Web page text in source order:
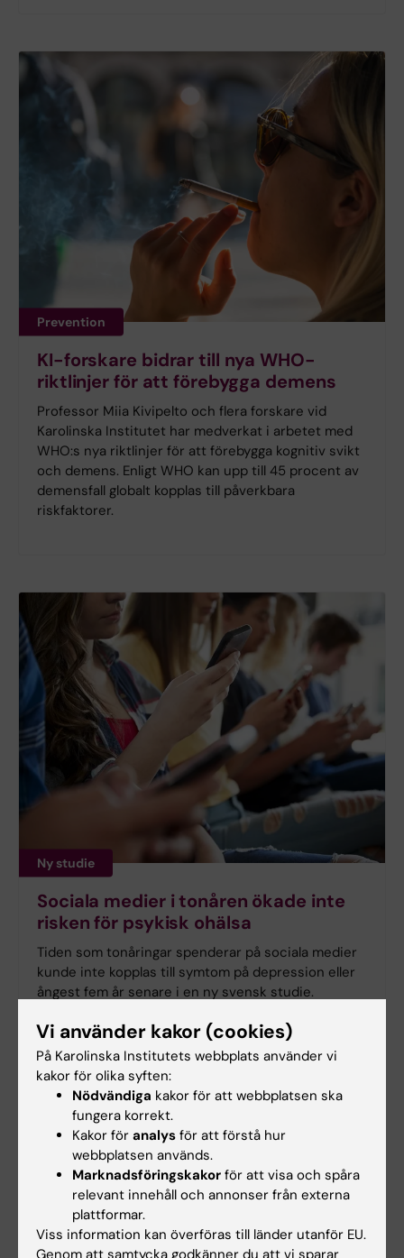
Prevention
KI-forskare bidrar till nya WHO-
riktlinjer för att förebygga demens
Professor Miia Kivipelto och flera forskare vid
Karolinska Institutet har medverkat i arbetet med
WHO:s nya riktlinjer för att förebygga kognitiv svikt
och demens. Enligt WHO kan upp till 45 procent av
demensfall globalt kopplas till påverkbara
riskfaktorer.
Ny studie
Sociala medier i tonåren ökade inte
risken för psykisk ohälsa
Tiden som tonåringar spenderar på sociala medier
kunde inte kopplas till symtom på depression eller
ångest fem år senare i en ny svensk studie.
publicerats iJournal of Adolescent Health
Vi använder kakor (cookies)
På Karolinska Institutets webbplats använder vi
kakor för olika syften:
Nödvändiga kakor för att webbplatsen ska
fungera korrekt.
Kakor för analys för att förstå hur
webbplatsen används.
Marknadsföringskakor för att visa och spåra
relevant innehåll och annonser från externa
plattformar.
Viss information kan överföras till länder utanför EU.
Genom att samtycka godkänner du att vi sparar